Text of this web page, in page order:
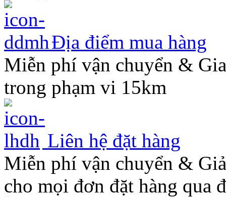
Địa điểm mua hàng
Miễn phí vận chuyển &
trong phạm vi 15km
Liên hệ đặt hàng
Miễn phí vận chuyển &
cho mọi đơn đặt hàng qua